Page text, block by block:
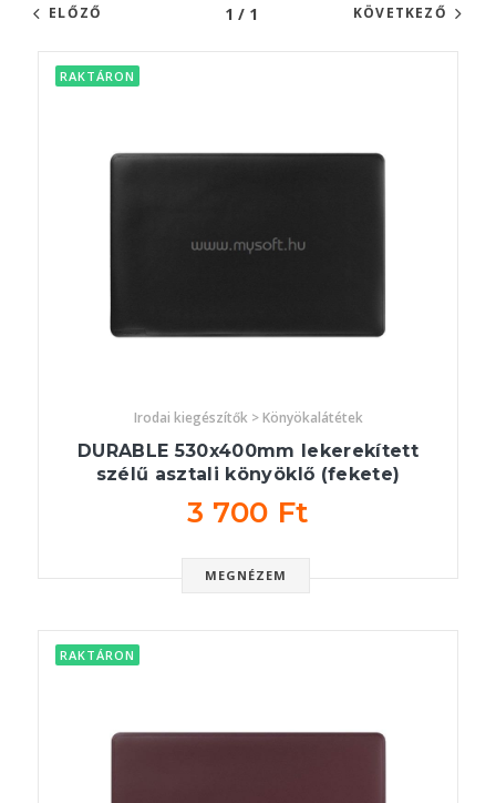
ELŐZŐ 1 / 1 KÖVETKEZŐ
RAKTÁRON
Irodai kiegészítők > Könyökalátétek
DURABLE 530x400mm lekerekített
szélű asztali könyöklő (fekete)
3 700 Ft
MEGNÉZEM
RAKTÁRON